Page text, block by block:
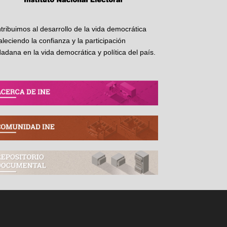
al desarrollo de la vida democrática
la confianza y la participación
en la vida democrática y política del país.